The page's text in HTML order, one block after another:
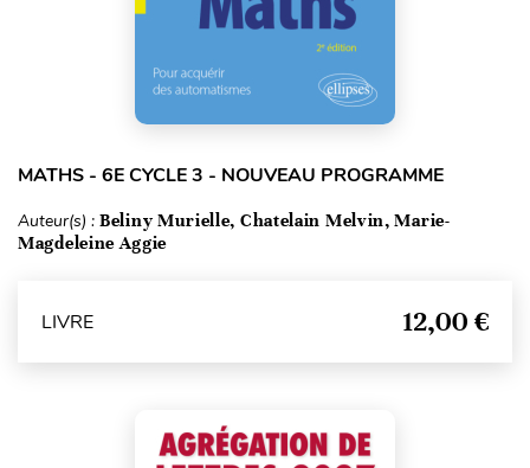
MATHS - 6E CYCLE 3 - NOUVEAU PROGRAMME
Auteur(s) : Beliny Murielle, Chatelain Melvin, Marie-
Magdeleine Aggie
LIVRE 12,00 €